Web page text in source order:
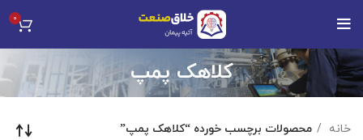
0
کلاهک پمپ
خانه محصولات برچسب خورده “کلاهک پمپ”